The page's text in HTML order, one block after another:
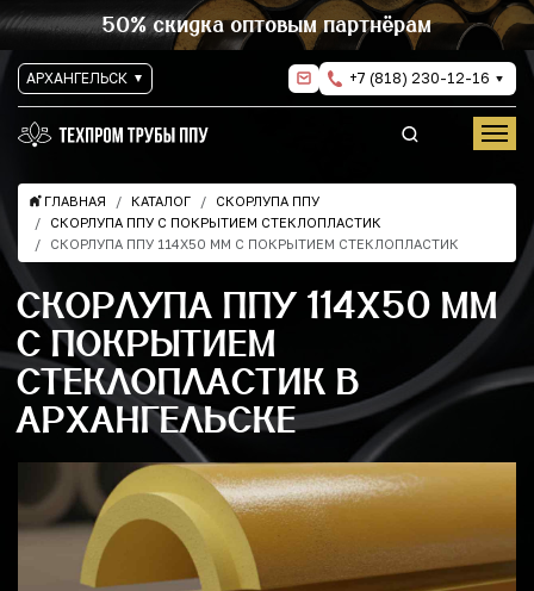
50% скидка оптовым партнёрам
АРХАНГЕЛЬСК +7 (818) 230-12-16
ГЛАВНАЯ КАТАЛОГ
СКОРЛУПА ППУ
СКОРЛУПА ППУ С ПОКРЫТИЕМ СТЕКЛОПЛАСТИК
СКОРЛУПА ППУ 114Х50 ММ С ПОКРЫТИЕМ СТЕКЛОПЛАСТИК
СКОРЛУПА ППУ 114Х50 ММ
С ПОКРЫТИЕМ
СТЕКЛОПЛАСТИК В
АРХАНГЕЛЬСКЕ